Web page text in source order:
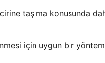
taşıma konusunda
için uygun bir yöntem